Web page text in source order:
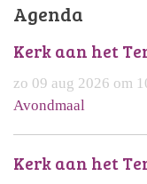
Agenda
Kerk aan het
zo 09 aug 2026 om
Avondmaal
Kerk aan het